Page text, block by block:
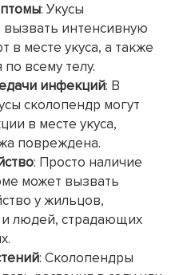
: Укусы
вызвать интенсивную
в месте укуса, а также
всему телу.
инфекций: В
сколопендр могут
в месте укуса,
повреждена.
: Просто наличие
может вызвать
у жильцов,
и людей, страдающих
: Сколопендры